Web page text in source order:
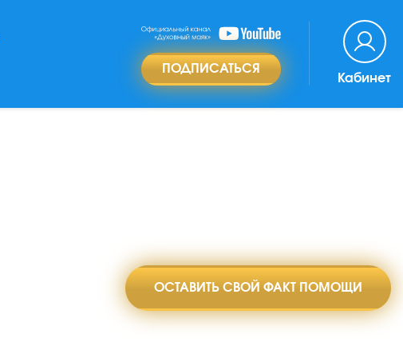
ПОДПИСАТЬСЯ
Кабинет
ОСТАВИТЬ СВОЙ ФАКТ ПОМОЩИ